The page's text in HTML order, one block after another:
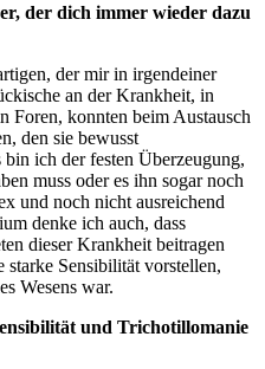
der dich immer wieder dazu
der mir in irgendeiner
an der Krankheit, in
Foren, konnten beim Austausch
den sie bewusst
ich der festen Überzeugung,
muss oder es ihn sogar noch
und noch nicht ausreichend
denke ich auch, dass
dieser Krankheit beitragen
Sensibilität vorstellen,
Wesens war.
und Trichotillomanie